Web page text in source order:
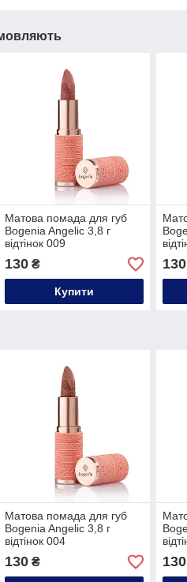
Матова помада для губ
Bogenia Angelic 3,8 г
відтінок 009
130₴
Купити
130
Матова помада для губ
Bogenia Angelic 3,8 г
відтінок 004
130₴ 130